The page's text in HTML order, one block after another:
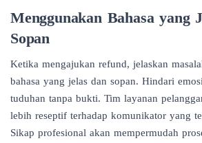
Menggunakan Bahasa yang
Sopan
Ketika mengajukan refund, jelaskan
bahasa yang jelas dan sopan. Hindari
tuduhan tanpa bukti. Tim layanan
lebih reseptif terhadap komunikator yang
Sikap profesional akan mempermudah